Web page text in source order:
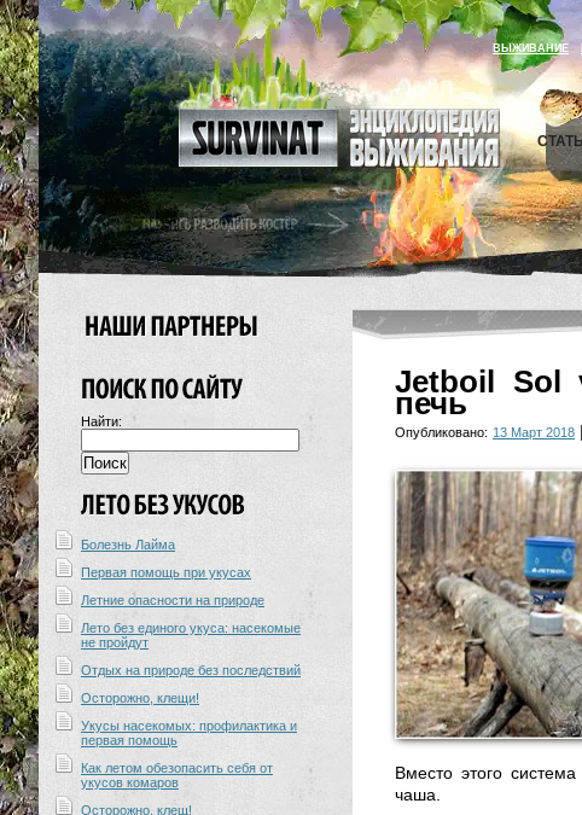
ВЫЖИВАНИЕ
Найти:
Болезнь Лайма
Первая помощь при укусах
Летние опасности на природе
Лето без единого укуса: насекомые
не пройдут
Отдых на природе без последствий
Осторожно, клещи!
Укусы насекомых: профилактика и
первая помощь
Как летом обезопасить себя от
укусов комаров
Осторожно, клещ!
Jetboil Sol
печь
Опубликовано: 13 Март 2018 |
Вместо этого
чаша.